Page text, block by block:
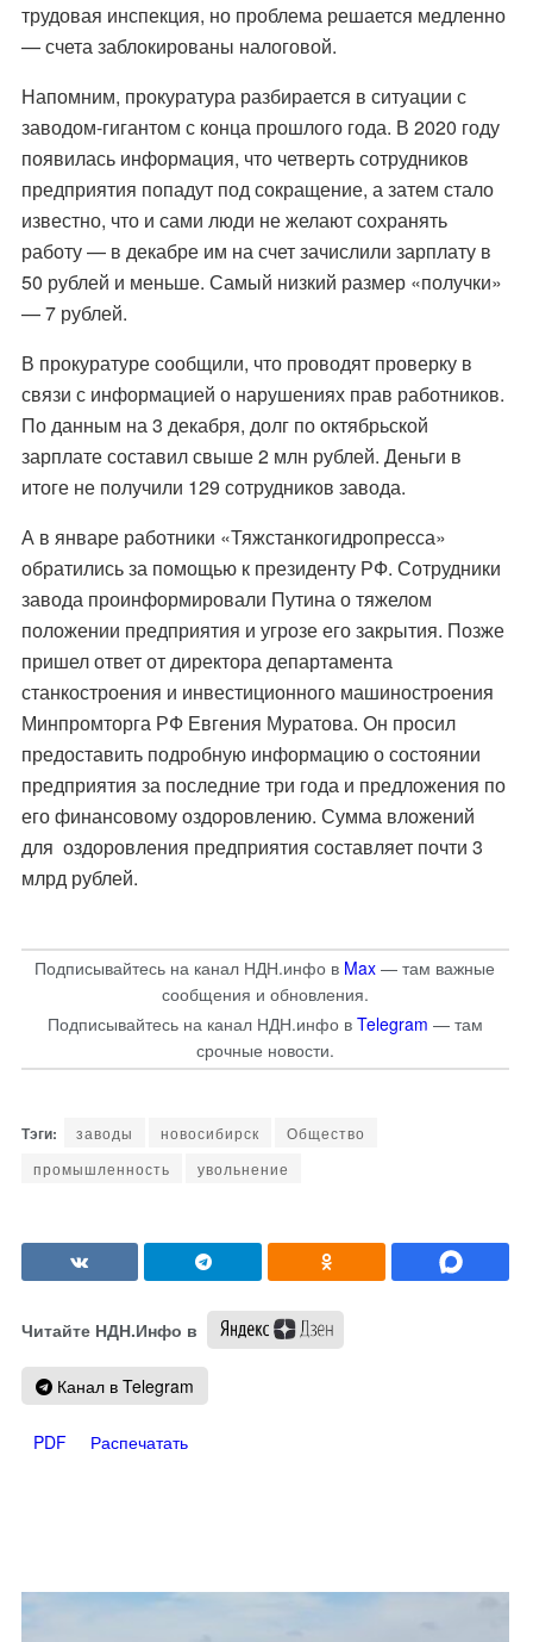
трудовая инспекция, но проблема решается медленно
— счета заблокированы налоговой.
Напомним, прокуратура разбирается в ситуации с
заводом-гигантом с конца прошлого года. В 2020 году
появилась информация, что четверть сотрудников
предприятия попадут под сокращение, а затем стало
известно, что и сами люди не желают сохранять
работу — в декабре им на счет зачислили зарплату в
50 рублей и меньше. Самый низкий размер «получки»
— 7 рублей.
В прокуратуре сообщили, что проводят проверку в
связи с информацией о нарушениях прав работников.
По данным на 3 декабря, долг по октябрьской
зарплате составил свыше 2 млн рублей. Деньги в
итоге не получили 129 сотрудников завода.
А в январе работники «Тяжстанкогидропресса»
обратились за помощью к президенту РФ. Сотрудники
завода проинформировали Путина о тяжелом
положении предприятия и угрозе его закрытия. Позже
пришел ответ от директора департамента
станкостроения и инвестиционного машиностроения
Минпромторга РФ Евгения Муратова. Он просил
предоставить подробную информацию о состоянии
предприятия за последние три года и предложения по
его финансовому оздоровлению. Сумма вложений
для оздоровления предприятия составляет почти 3
млрд рублей.
Подписывайтесь на канал НДН.инфо в Max — там важные
сообщения и обновления.
Подписывайтесь на канал НДН.инфо в Telegram — там
срочные новости.
заводы новосибирск
Общество
промышленность
увольнение
Читайте НДН.Инфо в
Канал в Telegram
PDF Распечатать